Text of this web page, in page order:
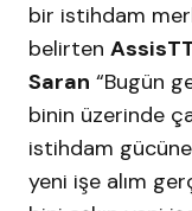
bir istihdam
belirten
Saran “Bugün
binin üzerinde
istihdam
yeni işe alım